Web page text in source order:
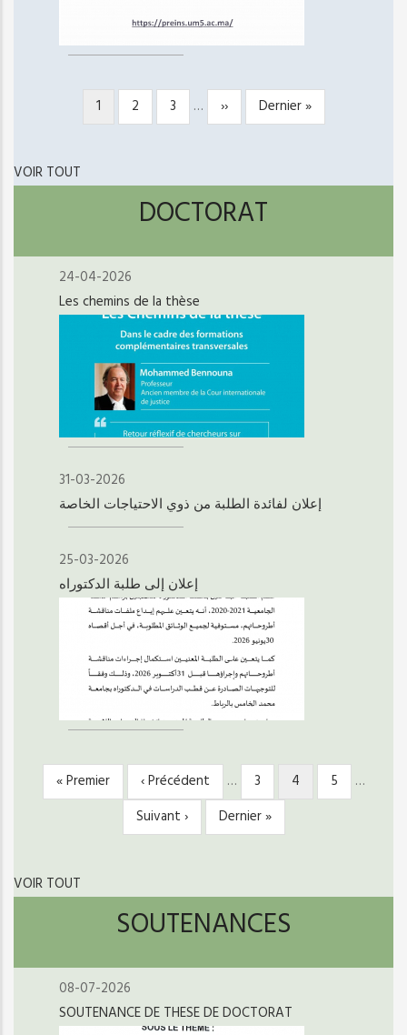
PAGINATIONPage
courante
1 Page
2 Page
3 …
Page
suivante
››
Dernière
page
Dernier »
VOIR TOUT
DOCTORAT
24-04-2026
Les chemins de la thèse
31-03-2026
إعلان لفائدة الطلبة من ذوي الاحتياجات الخاصة
25-03-2026
إعلان إلى طلبة الدكتوراه
PAGINATION
Première
page
« Premier
Page
précédente
‹ Précédent … Page
3
Page
courante
4 Page
5
…
Page
suivante
Suivant ›
Dernière
page
Dernier »
VOIR TOUT
SOUTENANCES
08-07-2026
SOUTENANCE DE THESE DE DOCTORAT